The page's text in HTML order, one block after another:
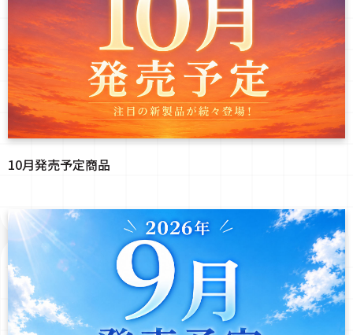
10月発売予定商品